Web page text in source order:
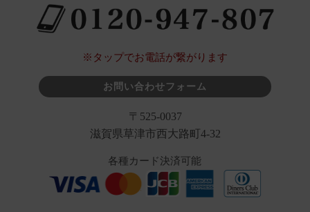
※タップでお電話が繋がります
お問い合わせフォーム
〒525-0037
滋賀県草津市西大路町4-32
各種カード決済可能